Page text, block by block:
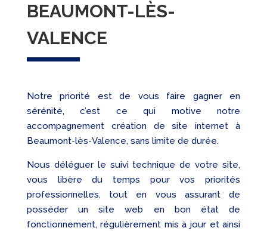
BEAUMONT-LÈS-
VALENCE
Notre priorité est de vous faire gagner en
sérénité, c’est ce qui motive notre
accompagnement création de site internet à
Beaumont-lès-Valence, sans limite de durée.
Nous déléguer le suivi technique de votre site,
vous libère du temps pour vos priorités
professionnelles, tout en vous assurant de
posséder un site web en bon état de
fonctionnement, régulièrement mis à jour et ainsi